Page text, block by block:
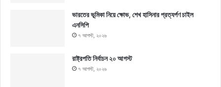
ভারতের ভূমিকা নিয়ে ক্ষোভ, শেখ হাসিনার প্রত্যর্পণ চাইল
এনসিপি
৭ আগস্ট, ২০২৬
রাষ্ট্রপতি নির্বাচন ২০ আগস্ট
৭ আগস্ট, ২০২৬